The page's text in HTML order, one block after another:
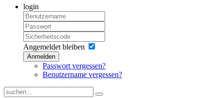
login
Angemeldet bleiben
Anmelden
Passwort vergessen?
Benutzername vergessen?